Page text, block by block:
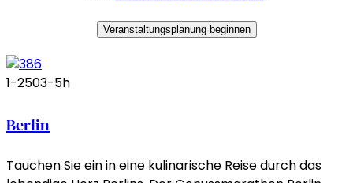
Veranstaltungsplanung beginnen
1-2503-5h
Berlin
Tauchen Sie ein in eine kulinarische Reise durch das